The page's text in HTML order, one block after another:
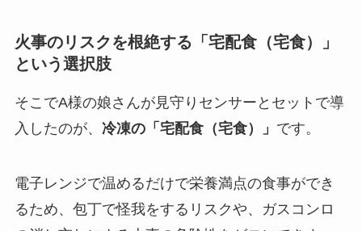
火事のリスクを根絶する「宅配食（宅食）」
という選択肢
そこでA様の娘さんが見守りセンサーとセットで導
入したのが、 冷凍の「宅配食（宅食）」 です。
電子レンジで温めるだけで栄養満点の食事ができ
るため、包丁で怪我をするリスクや、ガスコンロ